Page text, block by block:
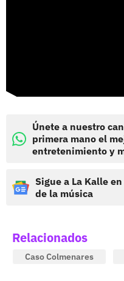
Únete a nuestro
primera mano el
entretenimiento y
Sigue a La Kalle
de la música
Relacionados
Caso Colmenares